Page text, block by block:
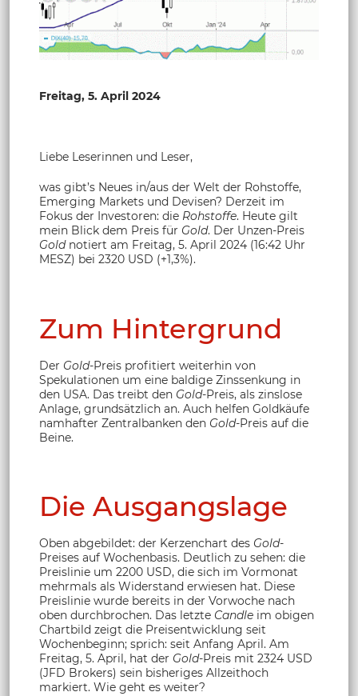
Freitag, 5. April 2024
Liebe Leserinnen und Leser,
was gibt’s Neues in/aus der Welt der Rohstoffe,
Emerging Markets und Devisen? Derzeit im
Fokus der Investoren: die Rohstoffe. Heute gilt
mein Blick dem Preis für Gold. Der Unzen-Preis
Gold notiert am Freitag, 5. April 2024 (16:42 Uhr
MESZ) bei 2320 USD (+1,3%).
Zum Hintergrund
Der Gold-Preis profitiert weiterhin von
Spekulationen um eine baldige Zinssenkung in
den USA. Das treibt den Gold-Preis, als zinslose
Anlage, grundsätzlich an. Auch helfen Goldkäufe
namhafter Zentralbanken den Gold-Preis auf die
Beine.
Die Ausgangslage
Oben abgebildet: der Kerzenchart des Gold-
Preises auf Wochenbasis. Deutlich zu sehen: die
Preislinie um 2200 USD, die sich im Vormonat
mehrmals als Widerstand erwiesen hat. Diese
Preislinie wurde bereits in der Vorwoche nach
oben durchbrochen. Das letzte Candle im obigen
Chartbild zeigt die Preisentwicklung seit
Wochenbeginn; sprich: seit Anfang April. Am
Freitag, 5. April, hat der Gold-Preis mit 2324 USD
(JFD Brokers) sein bisheriges Allzeithoch
markiert. Wie geht es weiter?